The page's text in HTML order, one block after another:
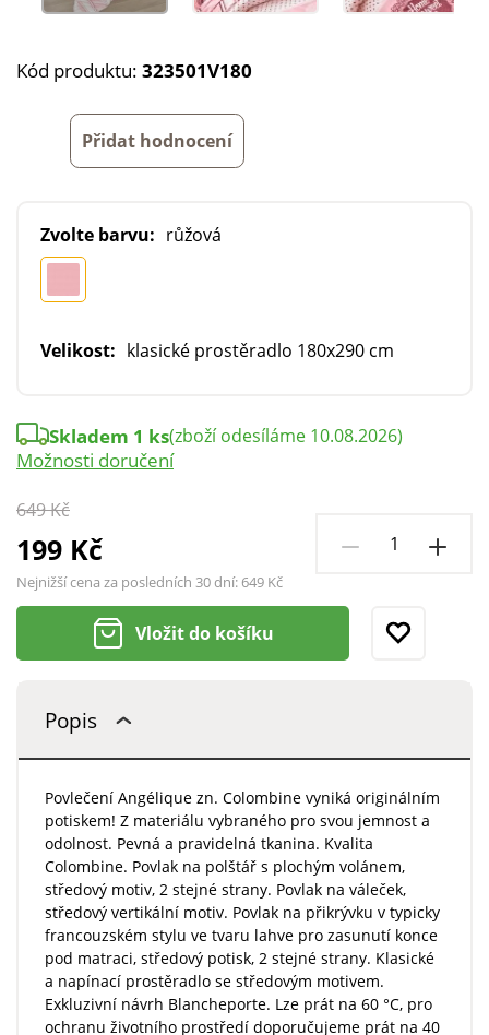
Kód produktu: 323501V180
Přidat hodnocení
Zvolte barvu: růžová
Velikost: klasické prostěradlo 180x290 cm
649 Kč
199 Kč
Nejnižší cena za posledních 30 dní: 649 Kč
Skladem 1 ks(zboží odesíláme 10.08.2026)
Možnosti doručení
Vložit do košíku
Popis
Povlečení Angélique zn. Colombine vyniká originálním
potiskem! Z materiálu vybraného pro svou jemnost a
odolnost. Pevná a pravidelná tkanina. Kvalita
Colombine. Povlak na polštář s plochým volánem,
středový motiv, 2 stejné strany. Povlak na váleček,
středový vertikální motiv. Povlak na přikrývku v typicky
francouzském stylu ve tvaru lahve pro zasunutí konce
pod matraci, středový potisk, 2 stejné strany. Klasické
a napínací prostěradlo se středovým motivem.
Exkluzivní návrh Blancheporte. Lze prát na 60 °C, pro
ochranu životního prostředí doporučujeme prát na 40